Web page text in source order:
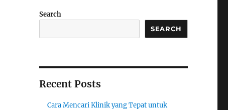
Search
SEARCH
Recent Posts
Cara Mencari Klinik yang Tepat untuk